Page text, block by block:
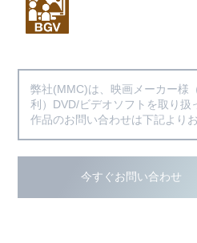
弊社(MMC)は、映画メーカー様
利）DVD/ビデオソフトを取り扱
作品のお問い合わせは下記より
今すぐお問い合わせ